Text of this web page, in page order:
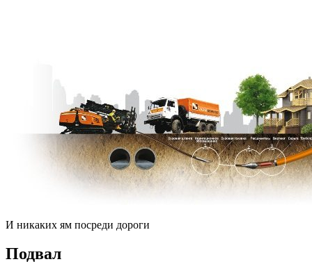
И никаких ям посреди дороги
Подвал